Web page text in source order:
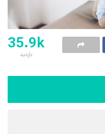
35.9k
بازدید